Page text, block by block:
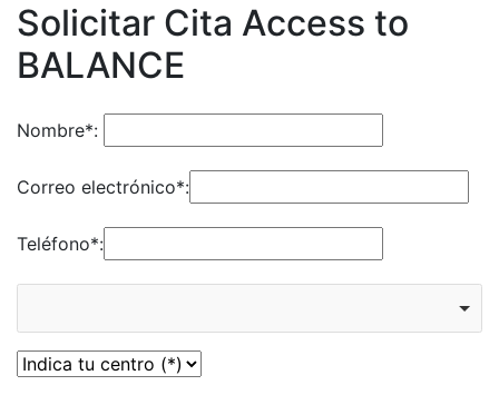
Solicitar Cita Access to
BALANCE
Nombre*:
Correo electrónico*:
Teléfono*: